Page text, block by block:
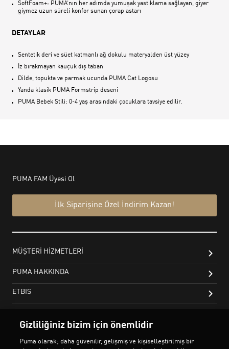
SoftFoam+: PUMA‘nın her adımda yumuşak yastıklama sağlayan, giyer
giymez uzun süreli konfor sunan çorap astarı
DETAYLAR
Sentetik deri ve süet katmanlı ağ dokulu materyalden üst yüzey
İz bırakmayan kauçuk dış taban
Dilde, topukta ve parmak ucunda PUMA Cat Logosu
Yanda klasik PUMA Formstrip deseni
PUMA Bebek Stili: 0-4 yaş arasındaki çocuklara tavsiye edilir.
Gizliliğiniz bizim için önemlidir
Puma olarak; daha güvenilir, gelişmiş ve kişiselleştirilmiş bir